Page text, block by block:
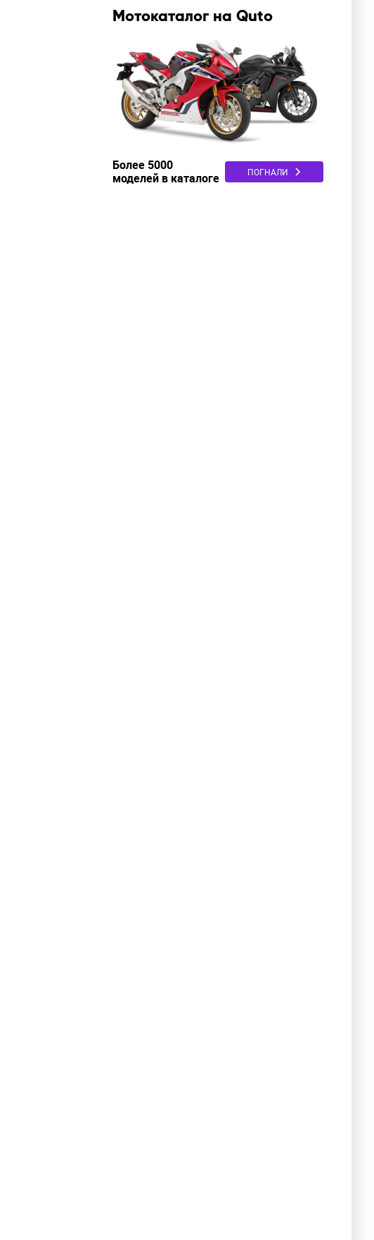
Мотокаталог на Quto
Более 5000
моделей в каталоге
ПОГНАЛИ